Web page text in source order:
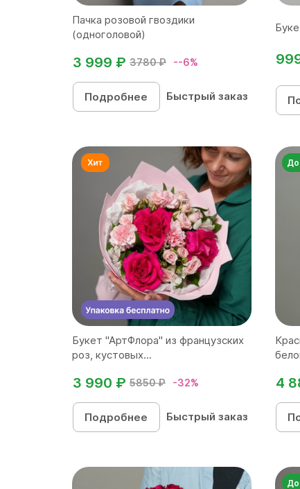
Пачка розовой гвоздики
(одноголовой)
3780 ₽ --6%
3 999 ₽
Подробнее Быстрый заказ
Букет "АртФлора" из французских
роз, кустовых...
5850 ₽ -32%
3 990 ₽
Подробнее Быстрый заказ
4